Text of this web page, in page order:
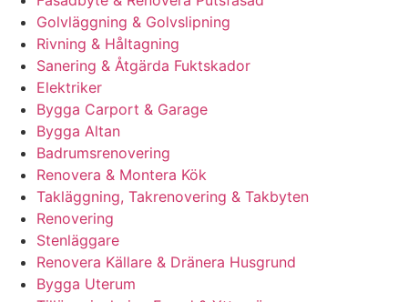
Golvläggning & Golvslipning
Rivning & Håltagning
Sanering & Åtgärda Fuktskador
Elektriker
Bygga Carport & Garage
Bygga Altan
Badrumsrenovering
Renovera & Montera Kök
Takläggning, Takrenovering & Takbyten
Renovering
Stenläggare
Renovera Källare & Dränera Husgrund
Bygga Uterum